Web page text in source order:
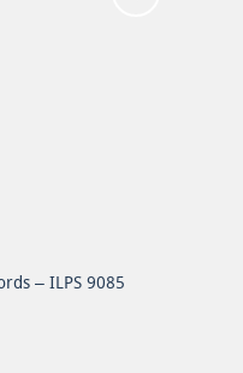
– ILPS 9085